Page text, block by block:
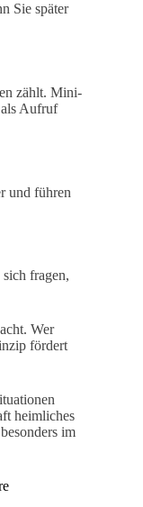
Sie später
zählt. Mini-
als Aufruf
und führen
fragen,
Wer
fördert
heimliches
im